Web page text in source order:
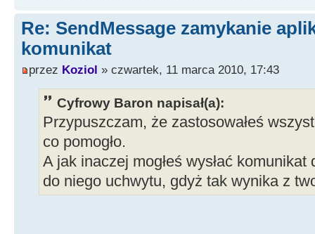
Re: SendMessage zamykanie
komunikat
przez Koziol » czwartek, 11 marca 2010, 17:43
Cyfrowy Baron napisał(a):
Przypuszczam, że zastosowałeś
co pomogło.
A jak inaczej mogłeś wysłać komunikat
do niego uchwytu, gdyż tak wynika z